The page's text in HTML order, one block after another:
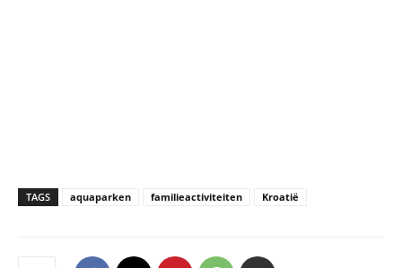
TAGS aquaparken familieactiviteiten Kroatië